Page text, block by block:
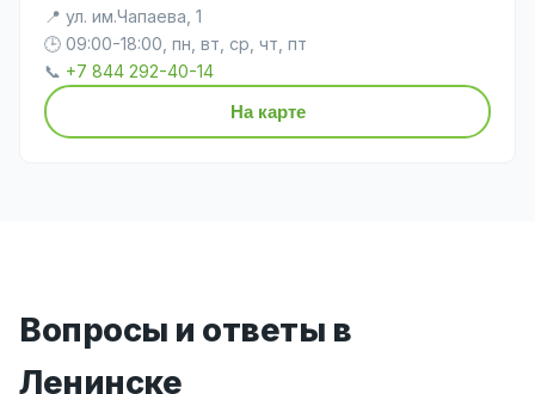
📍 ул. им.Чапаева, 1
🕒 09:00-18:00, пн, вт, ср, чт, пт
📞 +7 844 292-40-14
На карте
Вопросы и ответы в
Ленинске